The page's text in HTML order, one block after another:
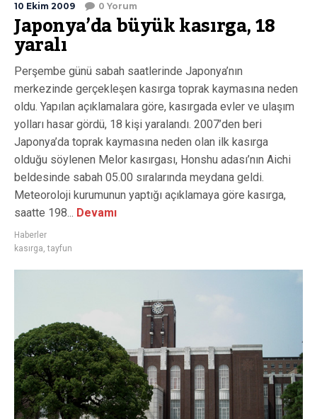
10 Ekim 2009 0 Yorum
Japonya’da büyük kasırga, 18
yaralı
Perşembe günü sabah saatlerinde Japonya’nın
merkezinde gerçekleşen kasırga toprak kaymasına neden
oldu. Yapılan açıklamalara göre, kasırgada evler ve ulaşım
yolları hasar gördü, 18 kişi yaralandı. 2007’den beri
Japonya’da toprak kaymasına neden olan ilk kasırga
olduğu söylenen Melor kasırgası, Honshu adası’nın Aichi
beldesinde sabah 05.00 sıralarında meydana geldi.
Meteoroloji kurumunun yaptığı açıklamaya göre kasırga,
saatte 198... Devamı
Haberler
kasırga,tayfun